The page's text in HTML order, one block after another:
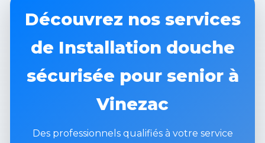
Découvrez nos services
de Installation douche
sécurisée pour senior à
Vinezac
Des professionnels qualifiés à votre service